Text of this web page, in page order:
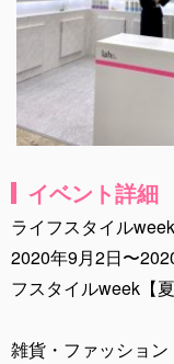
イベント詳細
ライフスタイル
2020年9月2日〜
フスタイルweek【
雑貨・ファッショ